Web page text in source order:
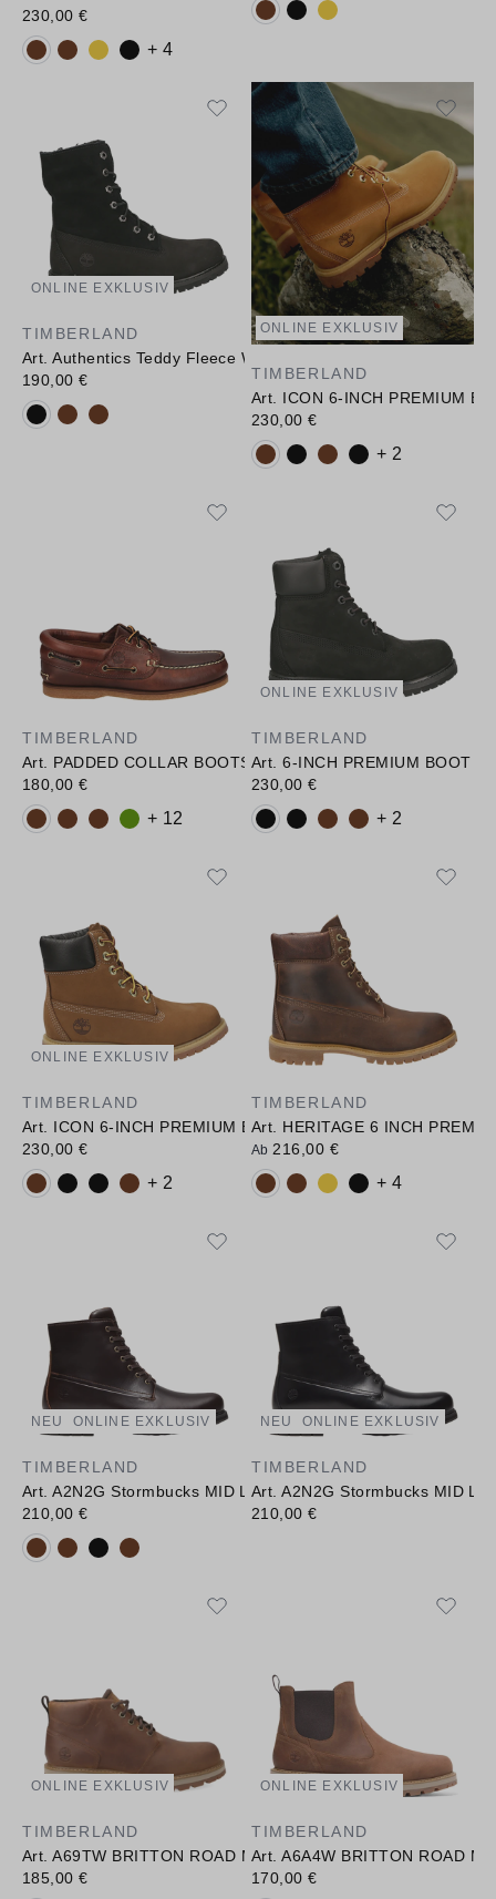
230,00 €
Verfügbare Farbvarianten:
+ 4
Verfügbare Farbvarianten:
ONLINE EXKLUSIV
TIMBERLAND
Art. Authentics Teddy Fleece WP Fold-Down
190,00 €
Verfügbare Farbvarianten:
ONLINE EXKLUSIV
TIMBERLAND
Art. ICON 6-INCH PREMIUM
230,00 €
Verfügbare Farbvarianten:
+ 2
TIMBERLAND
Art. PADDED COLLAR BOOTSSCHUH
180,00 €
Verfügbare Farbvarianten:
+ 12
ONLINE EXKLUSIV
TIMBERLAND
Art. 6-INCH PREMIUM BOOT
230,00 €
Verfügbare Farbvarianten:
+ 2
ONLINE EXKLUSIV
TIMBERLAND
Art. ICON 6-INCH PREMIUM BOOT
230,00 €
Verfügbare Farbvarianten:
+ 2
TIMBERLAND
Art. HERITAGE 6 INCH
Ab216,00 €
Verfügbare Farbvarianten:
+ 4
NEU ONLINE EXKLUSIV
TIMBERLAND
Art. A2N2G Stormbucks MID LACE UP WATERPROOF BOOT
210,00 €
Verfügbare Farbvarianten:
NEU ONLINE EXKLUSIV
TIMBERLAND
Art. A2N2G Stormbucks MID
210,00 €
ONLINE EXKLUSIV
TIMBERLAND
Art. A69TW BRITTON ROAD MID LACE UP
185,00 €
ONLINE EXKLUSIV
TIMBERLAND
Art. A6A4W BRITTON ROAD
170,00 €